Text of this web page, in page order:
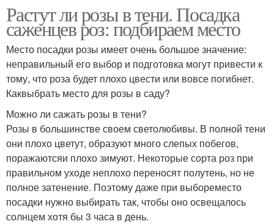
Растут ли розы в тени. Посадка
саженцев роз: подбираем место
Место посадки розы имеет очень большое значение:
неправильный его выбор и подготовка могут привести к
тому, что роза будет плохо цвести или вовсе погибнет.
Каквыбрать место для розы в саду?
Можно ли сажать розы в тени?
Розы в большинстве своем светолюбивы. В полной тени
они плохо цветут, образуют много слепых побегов,
поражаютсяи плохо зимуют. Некоторые сорта роз при
правильном уходе неплохо переносят полутень, но не
полное затенение. Поэтому даже при выбореместо
посадки нужно выбирать так, чтобы оно освещалось
солнцем хотя бы 3 часа в день.